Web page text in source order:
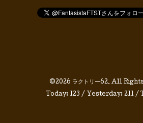
©2026 ラクトリー62. All
Today: 123 / Yesterday: 211/